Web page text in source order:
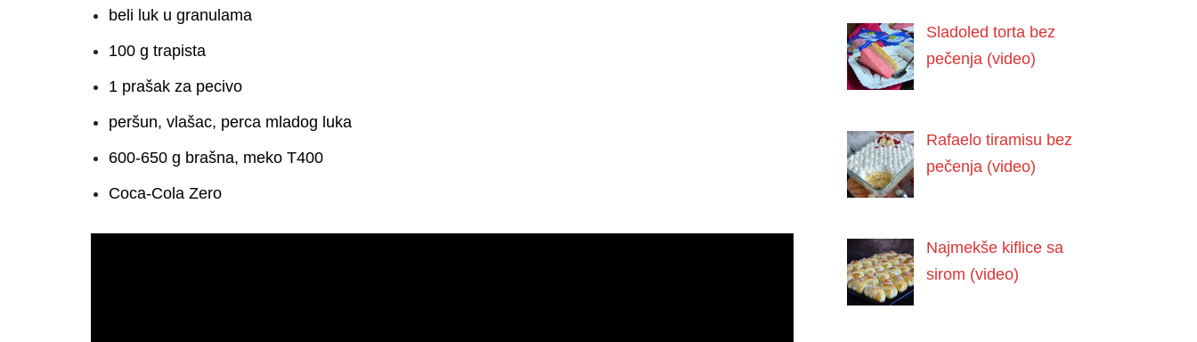
beli luk u granulama
100 g trapista
1 prašak za pecivo
peršun, vlašac, perca mladog luka
600-650 g brašna, meko T400
Coca-Cola Zero
Sladoled torta bez
pečenja (video)
Rafaelo tiramisu bez
pečenja (video)
Najmekše kiflice sa
sirom (video)